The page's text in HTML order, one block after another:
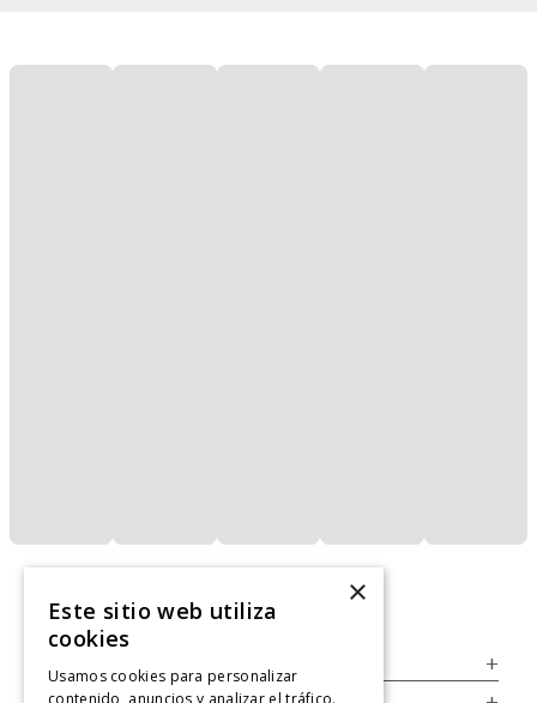
+
×
Este sitio web utiliza
cookies
Usamos cookies para personalizar
contenido, anuncios y analizar el tráfico.